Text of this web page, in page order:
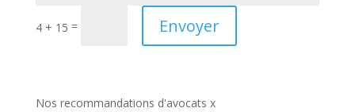
4 + 15 = Envoyer
Nos recommandations d'avocats x